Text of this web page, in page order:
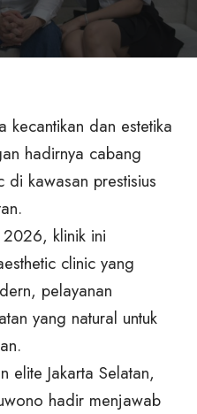
dan estetika
hadirnya cabang
di kawasan prestisius
klinik ini
clinic yang
pelayanan
yang natural untuk
elite Jakarta Selatan,
hadir menjawab